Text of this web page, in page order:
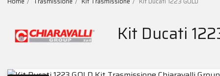
Kit Ducati